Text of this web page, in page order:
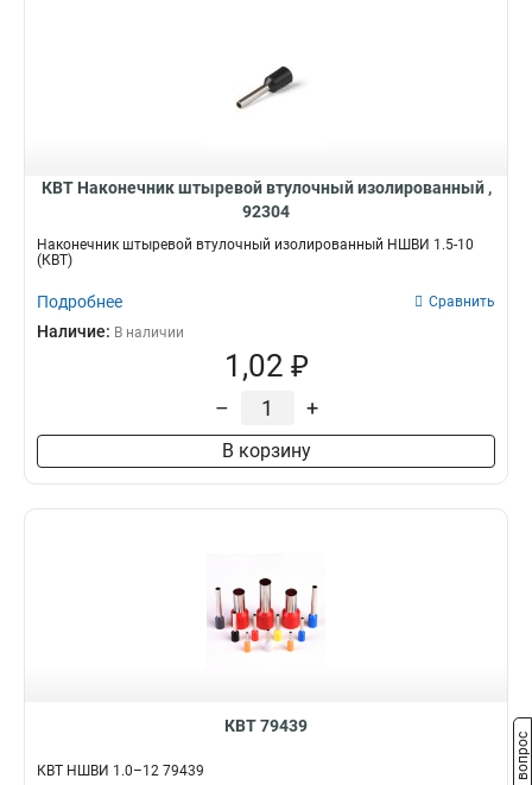
КВТ Наконечник штыревой втулочный изолированный ,
92304
Наконечник штыревой втулочный изолированный НШВИ 1.5-10
(КВТ)
Подробнее Сравнить
Наличие: В наличии
1,02 ₽
– +
В корзину
КВТ 79439
КВТ НШВИ 1.0–12 79439